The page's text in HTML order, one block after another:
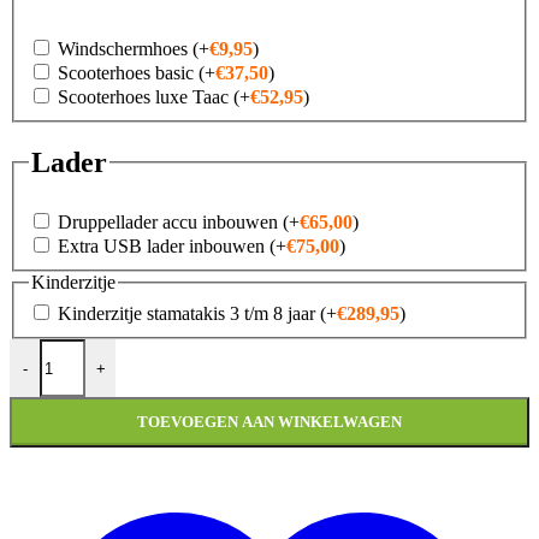
Windschermhoes (+€9,95)
Scooterhoes basic (+€37,50)
Scooterhoes luxe Taac (+€52,95)
Lader
Druppellader accu inbouwen (+€65,00)
Extra USB lader inbouwen (+€75,00)
Kinderzitje
Kinderzitje stamatakis 3 t/m 8 jaar(+€289,95)
-
Vespa Sprint S | Verschillende kleuren | Notte Edition aantal
+
TOEVOEGEN AAN WINKELWAGEN